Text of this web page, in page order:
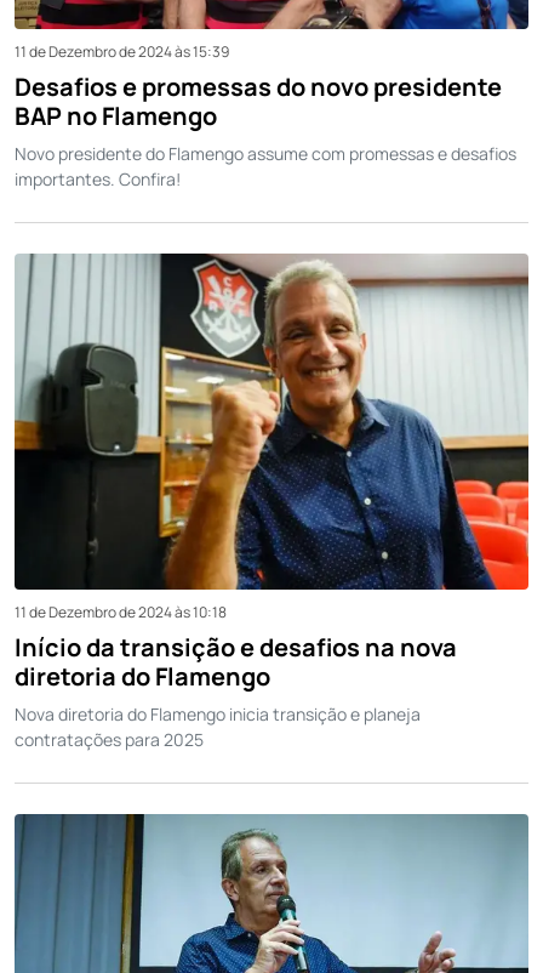
11 de Dezembro de 2024 às 15:39
Desafios e promessas do novo presidente
BAP no Flamengo
Novo presidente do Flamengo assume com promessas e desafios
importantes. Confira!
11 de Dezembro de 2024 às 10:18
Início da transição e desafios na nova
diretoria do Flamengo
Nova diretoria do Flamengo inicia transição e planeja
contratações para 2025